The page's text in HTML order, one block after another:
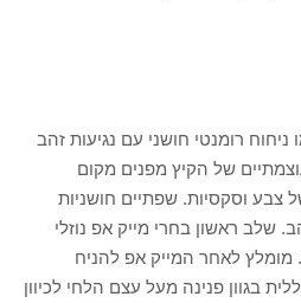
רומנטי חושני עם נגיעות זהב
של הקיץ מפנים מקום
צבע וסקסיות. שפתיים חושניות
שלב ראשון בחרי מייק אפ נוזלי
מומלץ לאחר המייק אפ להניח
בגוון פנינה מעל עצם הלחי לכיוון